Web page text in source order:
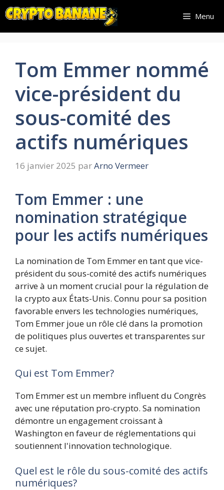
Aller
au
contenu
Menu
Tom Emmer nommé
vice-président du
sous-comité des
actifs numériques
16 janvier 2025 parArno Vermeer
Tom Emmer : une
nomination stratégique
pour les actifs numériques
La nomination de Tom Emmer en tant que vice-
président du sous-comité des actifs numériques
arrive à un moment crucial pour la régulation de
la crypto aux États-Unis. Connu pour sa position
favorable envers les technologies numériques,
Tom Emmer joue un rôle clé dans la promotion
de politiques plus ouvertes et transparentes sur
ce sujet.
Qui est Tom Emmer?
Tom Emmer est un membre influent du Congrès
avec une réputation pro-crypto. Sa nomination
démontre un engagement croissant à
Washington en faveur de réglementations qui
soutiennent l'innovation technologique.
Quel est le rôle du sous-comité des actifs
numériques?